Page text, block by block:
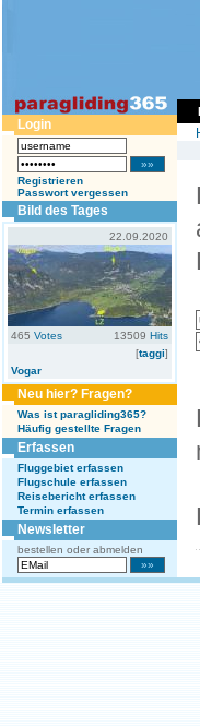
Login
Registrieren
Passwort vergessen
Bild des Tages
22.09.2020
465 Votes 13509 Hits
[taggi]
Vogar
Neu hier? Fragen?
Was ist paragliding365?
Häufig gestellte Fragen
Erfassen
Fluggebiet erfassen
Flugschule erfassen
Reisebericht erfassen
Termin erfassen
Newsletter
bestellen oder abmelden